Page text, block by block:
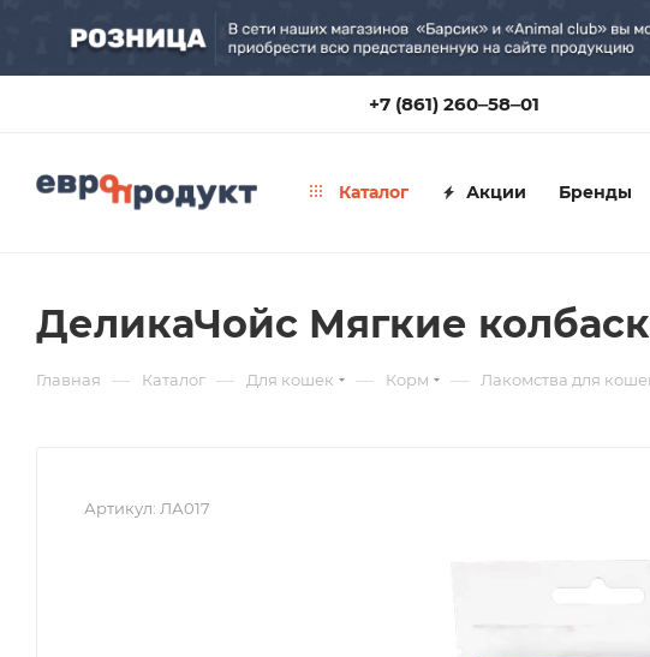
+7 (861) 260‒58‒01
Каталог Акции Бренды
ДеликаЧойс Мягкие
Главная — Каталог — Для кошек — Корм — Лакомства для
Артикул: ЛА017